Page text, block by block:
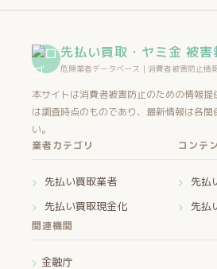
先払い買取・ヤミ金 被害
危険業者データベース｜消費者被害防止情
本サイトは消費者被害防止のための情報
は調査時点のものであり、最新情報は各
い。
業者カテゴリ
先払い買取業者
先払い買取現金化
コンテ
先払
先払
関連機関
金融庁